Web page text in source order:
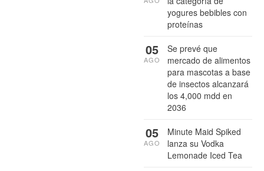
yogures bebibles con
proteínas
Se prevé que
mercado de alimentos
para mascotas a base
de insectos alcanzará
los 4,000 mdd en
2036
05
AGO
Minute Maid Spiked
lanza su Vodka
Lemonade Iced Tea
05
AGO